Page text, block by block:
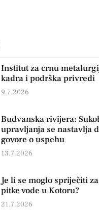
Institut za crnu
kadra i podrška privredi
9.7.2026
Budvanska rivijera:
upravljanja se nastavlja
govore o uspehu
13.7.2026
Je li se moglo spriječiti
pitke vode u Kotoru?
21.7.2026